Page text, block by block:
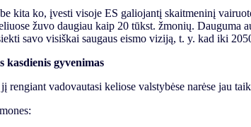
kita ko, įvesti visoje ES galiojantį skaitmeninį
žuvo daugiau kaip 20 tūkst. žmonių.
savo visiškai saugaus eismo viziją, t. y. kad iki
kasdienis gyvenimas
vadovautasi keliose valstybėse narėse jau